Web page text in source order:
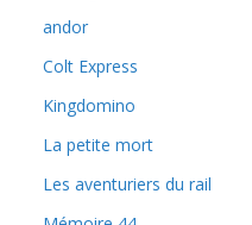
andor
Colt Express
Kingdomino
La petite mort
Les aventuriers du rail